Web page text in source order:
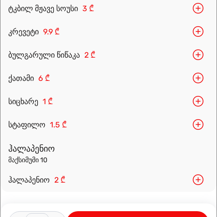
ტკბილ მჟავე სოუსი 3 ₾
კრევეტი 9.9 ₾
ბულგარული წიწაკა 2 ₾
ქათამი 6 ₾
სიცხარე 1 ₾
სტაფილო 1.5 ₾
ჰალაპენიო
მაქსიმუმი 10
ჰალაპენიო 2 ₾